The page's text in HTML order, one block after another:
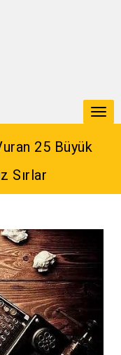
25 Büyük
Sırlar